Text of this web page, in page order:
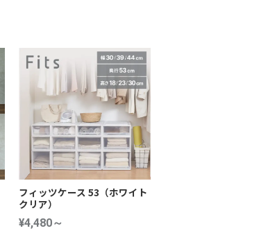
フィッツケース 53（ホワイト
クリア）
¥4,480～